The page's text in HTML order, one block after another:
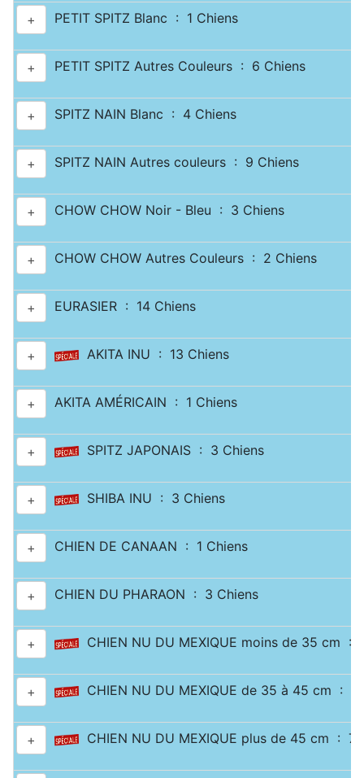
+ PETIT SPITZ Blanc : 1 Chiens
+ PETIT SPITZ Autres Couleurs : 6 Chiens
+ SPITZ NAIN Blanc : 4 Chiens
+ SPITZ NAIN Autres couleurs : 9 Chiens
+ CHOW CHOW Noir - Bleu : 3 Chiens
+ CHOW CHOW Autres Couleurs : 2 Chiens
+ EURASIER : 14 Chiens
+ AKITA INU : 13 Chiens
+ AKITA AMÉRICAIN : 1 Chiens
+ SPITZ JAPONAIS : 3 Chiens
+ SHIBA INU : 3 Chiens
+ CHIEN DE CANAAN : 1 Chiens
+ CHIEN DU PHARAON : 3 Chiens
+ CHIEN NU DU MEXIQUE moins de 35 cm :
+ CHIEN NU DU MEXIQUE de 35 à 45 cm : 1
+ CHIEN NU DU MEXIQUE plus de 45 cm : 7